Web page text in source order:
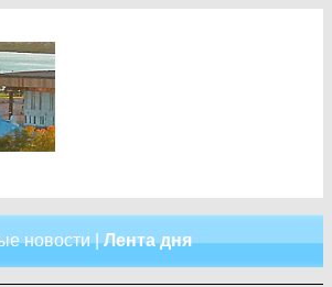
новости|Лента дня